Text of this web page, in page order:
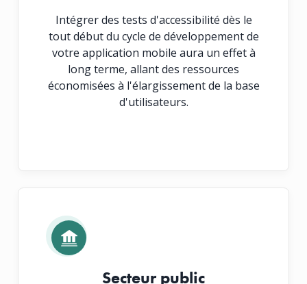
Intégrer des tests d'accessibilité dès le
tout début du cycle de développement de
votre application mobile aura un effet à
long terme, allant des ressources
économisées à l'élargissement de la base
d'utilisateurs.
Secteur public